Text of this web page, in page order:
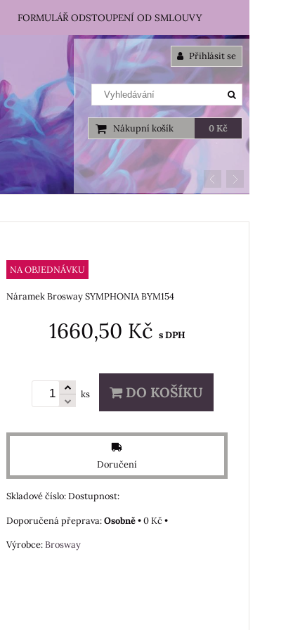
Přihlásit se
Nákupní košík 0 Kč
FORMULÁŘ ODSTOUPENÍ OD SMLOUVY
NA OBJEDNÁVKU
Náramek Brosway SYMPHONIA BYM154
1660,50 Kč s DPH
ks DO KOŠÍKU
Doručení
Skladové číslo:Dostupnost:
Osobně•0 Kč•
Výrobce:Brosway